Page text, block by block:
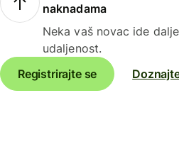
naknadama
Neka vaš novac ide
udaljenost.
Registrirajte se